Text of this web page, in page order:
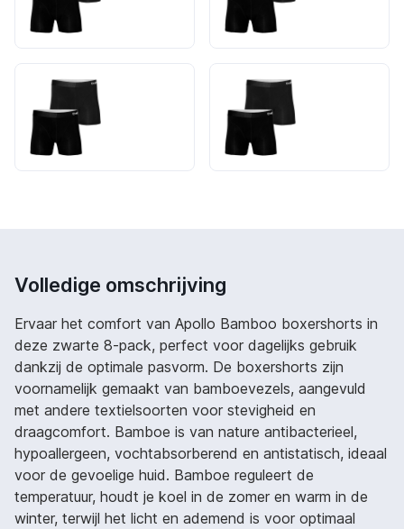
Volledige omschrijving
Ervaar het comfort van Apollo Bamboo boxershorts in
deze zwarte 8-pack, perfect voor dagelijks gebruik
dankzij de optimale pasvorm. De boxershorts zijn
voornamelijk gemaakt van bamboevezels, aangevuld
met andere textielsoorten voor stevigheid en
draagcomfort. Bamboe is van nature antibacterieel,
hypoallergeen, vochtabsorberend en antistatisch, ideaal
voor de gevoelige huid. Bamboe reguleert de
temperatuur, houdt je koel in de zomer en warm in de
winter, terwijl het licht en ademend is voor optimaal